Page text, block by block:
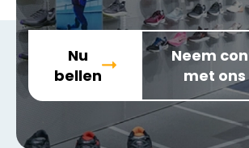
Nu
bellen
Neem
met ons